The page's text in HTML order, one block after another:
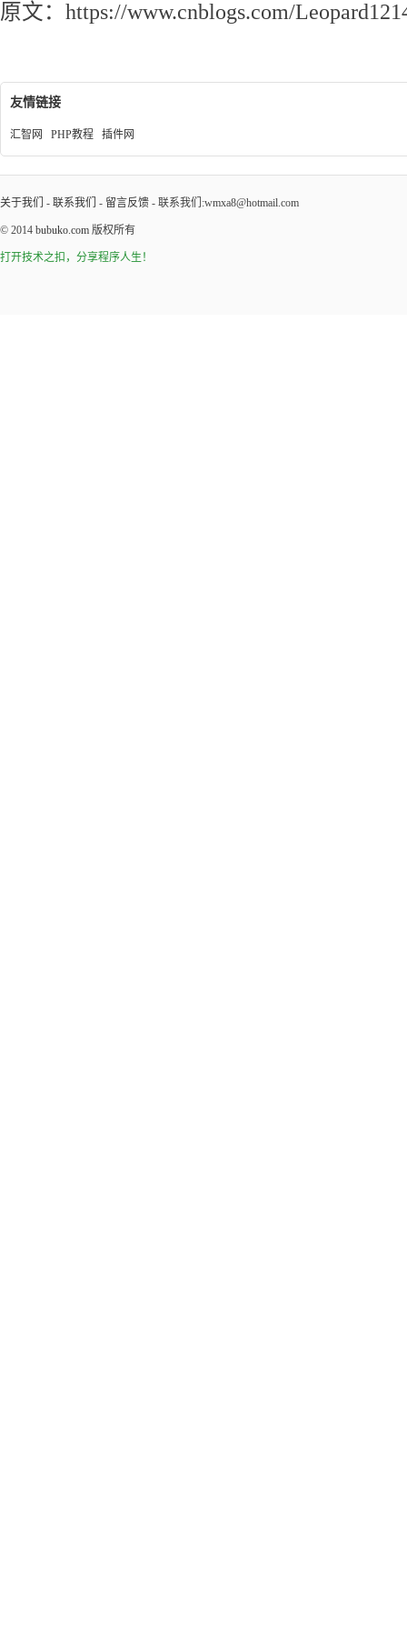
原文：https://www.cnblogs.com/
友情链接
汇智网 PHP教程 插件网
关于我们 - 联系我们 - 留言反馈 - 联系我们:wmxa8@hotmail.com
© 2014 bubuko.com 版权所有
打开技术之扣，分享程序人生！